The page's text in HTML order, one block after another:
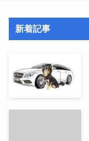
新着記事